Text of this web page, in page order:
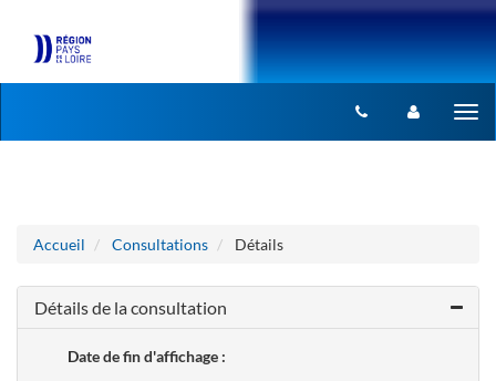
Accueil Consultations Détails
Détails de la consultation
Date de fin d'affichage :